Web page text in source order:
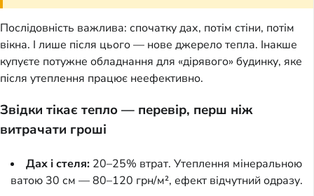
Послідовність важлива: спочатку дах, потім стіни, потім
вікна. І лише після цього — нове джерело тепла. Інакше
купуєте потужне обладнання для «дірявого» будинку, яке
після утеплення працює неефективно.
Звідки тікає тепло — перевір, перш ніж
витрачати гроші
Дах і стеля: 20–25% втрат. Утеплення мінеральною
ватою 30 см — 80–120 грн/м², ефект відчутний одразу.